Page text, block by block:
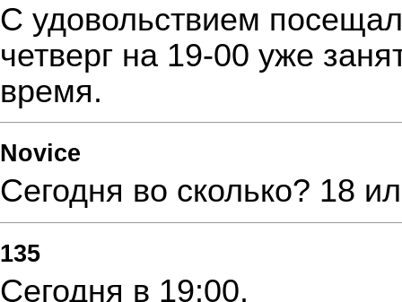
С удовольствием
четверг на 19-00 уже
время.
Novice
Сегодня во сколько? 18
135
Сегодня в 19:00.